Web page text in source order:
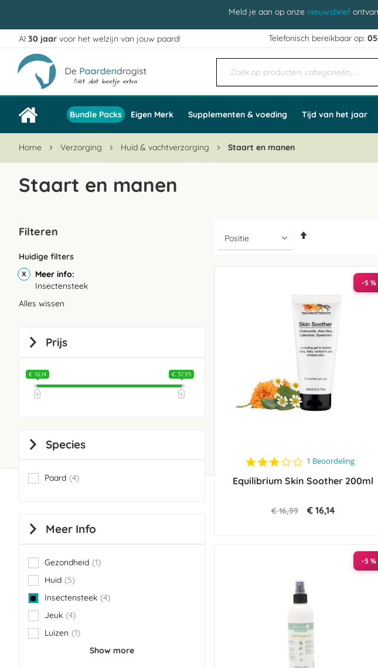
Meld je aan op onze nieuwsbrief
Ga
naar
de
inhoud
Al 30 jaar voor het welzijn van jouw paard! Telefonisch bereikbaar op:
Bundle Packs Eigen Merk Supplementen & voeding Tijd van het jaar
Home Verzorging Huid & vachtverzorging Staart en manen
Staart en manen
-5 %
3.0
rating
1 Beoordeling
Equilibrium Skin Soother 200ml
€ 16,99 € 16,14
-5 %
Filteren
Huidige filters
Meer info
Insectensteek
Alles wissen
Prijs
€ 16,14 € 37,95
Species
Paard 4
items
Meer Info
Gezondheid 1
item
Huid
5
items
Insectensteek 4
items
Jeuk 4
items
Luizen
1
item
Show more